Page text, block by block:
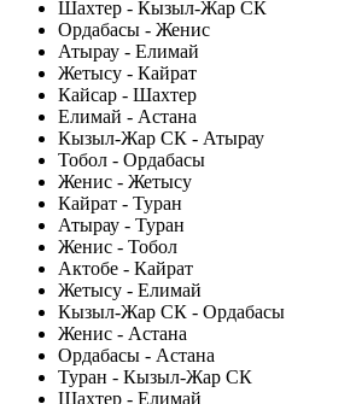
Шахтер - Кызыл-Жар СК
Ордабасы - Женис
Атырау - Елимай
Жетысу - Кайрат
Кайсар - Шахтер
Елимай - Астана
Кызыл-Жар СК - Атырау
Тобол - Ордабасы
Женис - Жетысу
Кайрат - Туран
Атырау - Туран
Женис - Тобол
Актобе - Кайрат
Жетысу - Елимай
Кызыл-Жар СК - Ордабасы
Женис - Астана
Ордабасы - Астана
Туран - Кызыл-Жар СК
Шахтер - Елимай